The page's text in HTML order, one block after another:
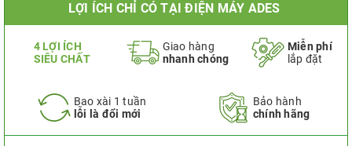
LỢI ÍCH CHỈ CÓ TẠI ĐIỆN MÁY ADES
4 LỢI ÍCH
SIÊU CHẤT
Giao hàng
nhanh chóng
Miễn phí
lắp đặt
Bao xài 1 tuần
lỗi là đổi mới
Bảo hành
chính hãng